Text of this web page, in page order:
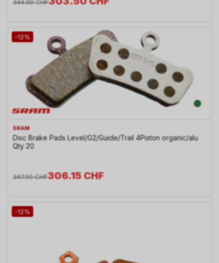
344.90 CHF
-12%
SRAM
Disc Brake Pads Level/G2/Guide/Trail 4Piston organic/alu
Qty 20
306.15CHF
347.90 CHF
-12%